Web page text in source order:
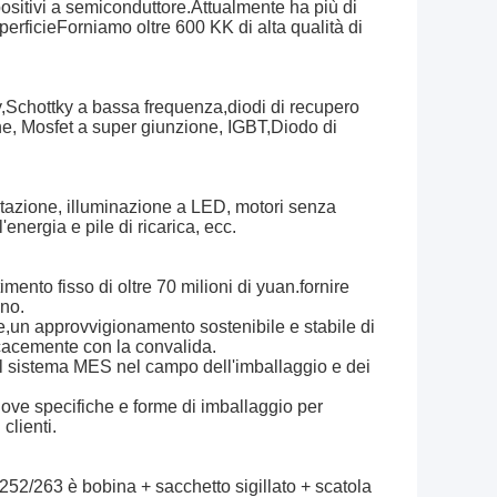
a semiconduttore.Attualmente ha più di
oltre 600 KK di alta qualità di
a bassa frequenza,diodi di recupero
Mosfet a super giunzione, IGBT,Diodo di
illuminazione a LED, motori senza
e pile di ricarica, ecc.
fisso di oltre 70 milioni di yuan.fornire
approvvigionamento sostenibile e stabile di
con la convalida.
MES nel campo dell'imballaggio e dei
specifiche e forme di imballaggio per
clienti.
263 è bobina + sacchetto sigillato + scatola